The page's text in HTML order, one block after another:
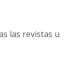
las revistas u